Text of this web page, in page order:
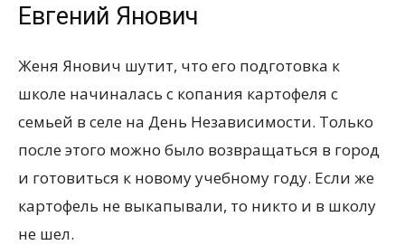
Евгений Янович
Женя Янович шутит, что его подготовка к
школе начиналась с копания картофеля с
семьей в селе на День Независимости. Только
после этого можно было возвращаться в город
и готовиться к новому учебному году. Если же
картофель не выкапывали, то никто и в школу
не шел.